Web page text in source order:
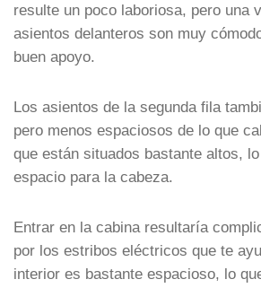
resulte un poco laboriosa, pero una
asientos delanteros son muy
buen apoyo.
Los asientos de la segunda fila
pero menos espaciosos de lo que
que están situados bastante altos,
espacio para la cabeza.
Entrar en la cabina resultaría
por los estribos eléctricos que te
interior es bastante espacioso, lo